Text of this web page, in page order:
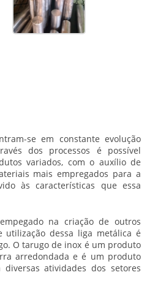
se em constante evolução
dos processos é possível
variados, com o auxílio de
mais empregados para a
às características que essa
na criação de outros
utilização dessa liga metálica é
Otarugo de inox é um produto
arredondada e é um produto
atividades dos setores